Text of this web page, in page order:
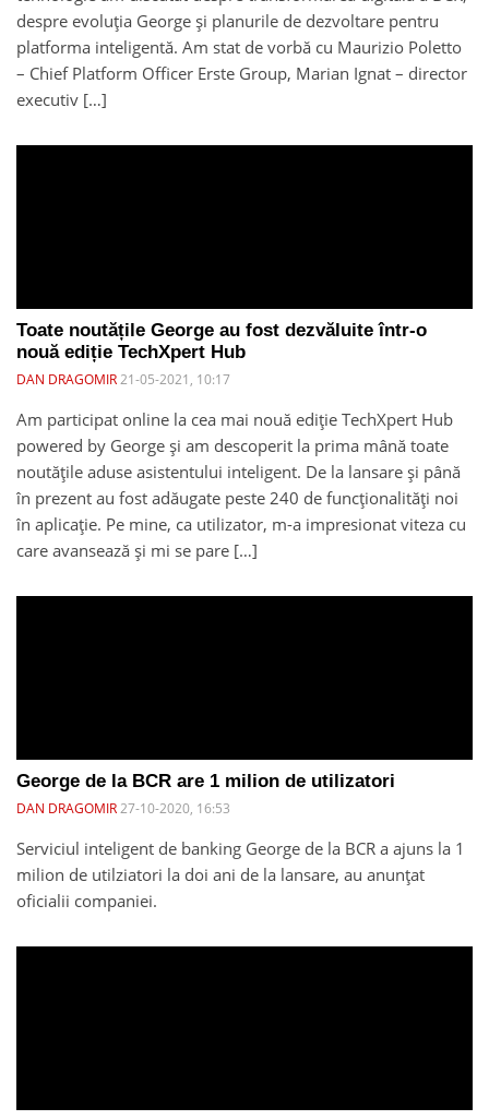
despre evoluția George și planurile de dezvoltare pentru
platforma inteligentă. Am stat de vorbă cu Maurizio Poletto
– Chief Platform Officer Erste Group, Marian Ignat – director
executiv […]
Toate noutățile George au fost dezvăluite într-o
nouă ediție TechXpert Hub
DAN DRAGOMIR21-05-2021, 10:17
Am participat online la cea mai nouă ediție TechXpert Hub
powered by George și am descoperit la prima mână toate
noutățile aduse asistentului inteligent. De la lansare și până
în prezent au fost adăugate peste 240 de funcționalități noi
în aplicație. Pe mine, ca utilizator, m-a impresionat viteza cu
care avansează și mi se pare […]
George de la BCR are 1 milion de utilizatori
DAN DRAGOMIR27-10-2020, 16:53
Serviciul inteligent de banking George de la BCR a ajuns la 1
milion de utilziatori la doi ani de la lansare, au anunțat
oficialii companiei.